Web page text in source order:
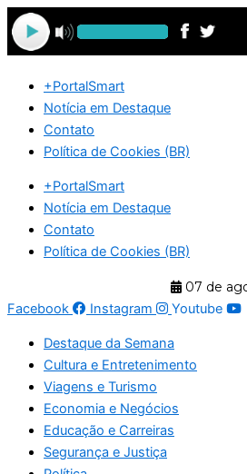
Ir
para
o
+PortalSmart
Notícia em Destaque
Contato
Política de Cookies (BR)
+PortalSmart
Notícia em Destaque
Contato
Política de Cookies (BR)
07 de
Facebook
Instagram Youtube
Destaque da Semana
Cultura e Entretenimento
Viagens e Turismo
Economia e Negócios
Educação e Carreiras
Segurança e Justiça